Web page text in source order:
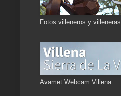
Fotos villeneros y villeneras
Avamet Webcam Villena